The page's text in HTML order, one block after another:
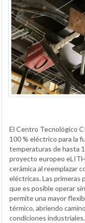
El Centro Tecnológico
100 % eléctrico para la
temperaturas de hasta
proyecto europeo
cerámica al reemplazar
eléctricas. Las primeras
que es posible operar
permite una mayor
térmico, abriendo
condiciones